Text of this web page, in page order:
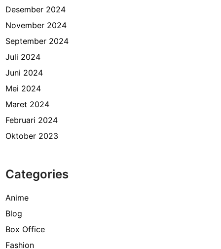
Desember 2024
November 2024
September 2024
Juli 2024
Juni 2024
Mei 2024
Maret 2024
Februari 2024
Oktober 2023
Categories
Anime
Blog
Box Office
Fashion